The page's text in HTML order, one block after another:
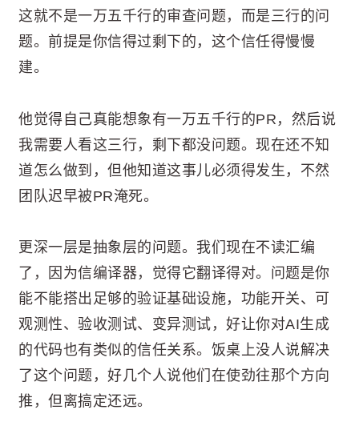
这就不是一万五千行的审查问题，而是三行的问
题。前提是你信得过剩下的，这个信任得慢慢
建。
他觉得自己真能想象有一万五千行的PR，然后说
我需要人看这三行，剩下都没问题。现在还不知
道怎么做到，但他知道这事儿必须得发生，不然
团队迟早被PR淹死。
更深一层是抽象层的问题。我们现在不读汇编
了，因为信编译器，觉得它翻译得对。问题是你
能不能搭出足够的验证基础设施，功能开关、可
观测性、验收测试、变异测试，好让你对AI生成
的代码也有类似的信任关系。饭桌上没人说解决
了这个问题，好几个人说他们在使劲往那个方向
推，但离搞定还远。